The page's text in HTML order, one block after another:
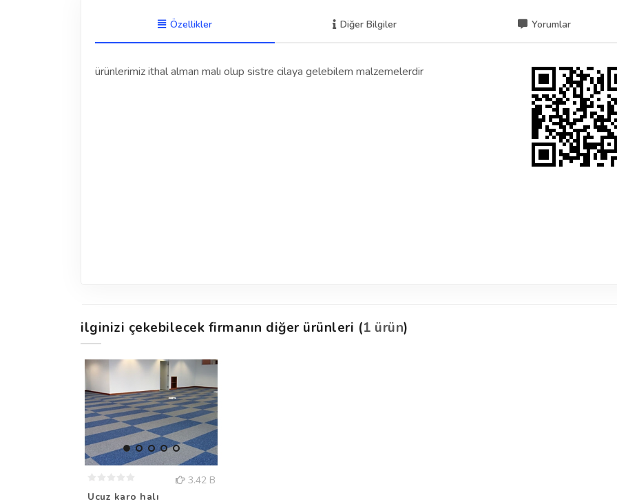
Özellikler Diğer Bilgiler Yorumlar
ürünlerimiz ithal alman malı olup sistre cilaya gelebilem malzemelerdir
ilginizi çekebilecek firmanın diğer ürünleri (1 ürün)
3.42 B
Ucuz karo halı